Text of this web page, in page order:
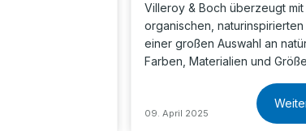
Villeroy & Boch überzeugt mit
organischen,
einer großen Auswahl an
Farben, Materialien und
09. April 2025